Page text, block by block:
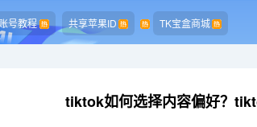
号教程 共享苹果ID TK宝盒商城
tiktok如何选择内容偏好？